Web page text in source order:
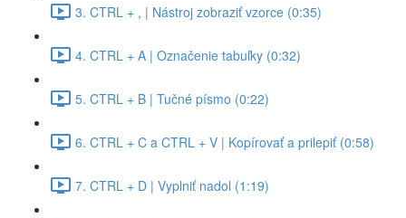
3. CTRL + , | Nástroj zobraziť vzorce (0:35)
4. CTRL + A | Označenie tabuľky (0:32)
5. CTRL + B | Tučné písmo (0:22)
6. CTRL + C a CTRL + V | Kopírovať a prilepiť (0:58)
7. CTRL + D | Vyplniť nadol (1:19)